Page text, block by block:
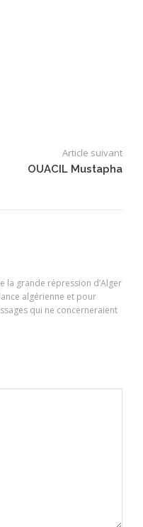
Article suivant
OUACIL Mustapha
la grande répression d’Alger
algérienne et pour
qui ne concerneraient